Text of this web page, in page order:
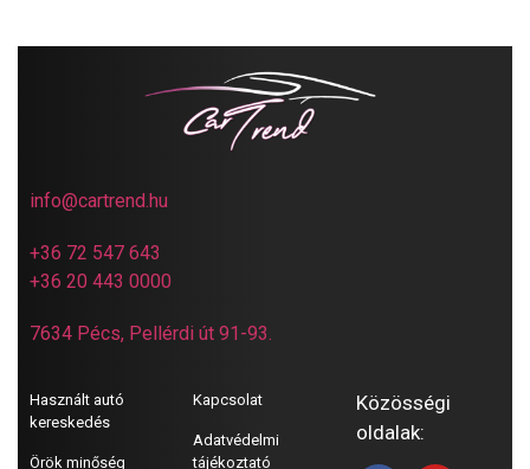
info@cartrend.hu
+36 72 547 643
+36 20 443 0000
7634 Pécs, Pellérdi út 91-93.
Használt autó
kereskedés
Örök minőség
Kapcsolat
Adatvédelmi
tájékoztató
Közösségi
oldalak: